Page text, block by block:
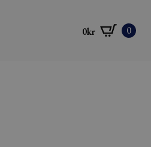
0kr 0